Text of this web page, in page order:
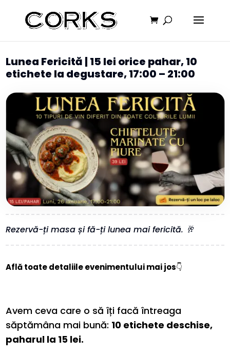
Lunea Fericită | 15 lei orice pahar, 10
etichete la degustare, 17:00 – 21:00
Rezervă-ți masa și fă-ți lunea mai fericită. 🥂
Află toate detaliile evenimentului mai jos👇
Avem ceva care o să îți facă întreaga
săptămâna mai bună: 10 etichete deschise,
paharul la 15 lei.